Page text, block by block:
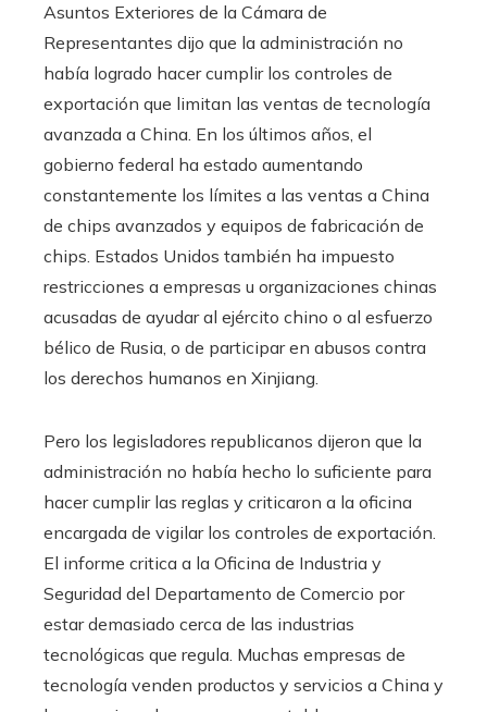
Asuntos Exteriores de la Cámara de
Representantes dijo que la administración no
había logrado hacer cumplir los controles de
exportación que limitan las ventas de tecnología
avanzada a China. En los últimos años, el
gobierno federal ha estado aumentando
constantemente los límites a las ventas a China
de chips avanzados y equipos de fabricación de
chips. Estados Unidos también ha impuesto
restricciones a empresas u organizaciones chinas
acusadas de ayudar al ejército chino o al esfuerzo
bélico de Rusia, o de participar en abusos contra
los derechos humanos en Xinjiang.
Pero los legisladores republicanos dijeron que la
administración no había hecho lo suficiente para
hacer cumplir las reglas y criticaron a la oficina
encargada de vigilar los controles de exportación.
El informe critica a la Oficina de Industria y
Seguridad del Departamento de Comercio por
estar demasiado cerca de las industrias
tecnológicas que regula. Muchas empresas de
tecnología venden productos y servicios a China y